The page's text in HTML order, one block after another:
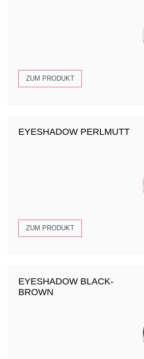
ZUM PRODUKT
EYESHADOW PERLMUTT
ZUM PRODUKT
EYESHADOW BLACK-
BROWN